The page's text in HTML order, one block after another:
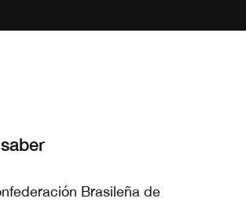
Brasileña de